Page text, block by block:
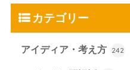
カテゴリー
アイディア・考え方 242